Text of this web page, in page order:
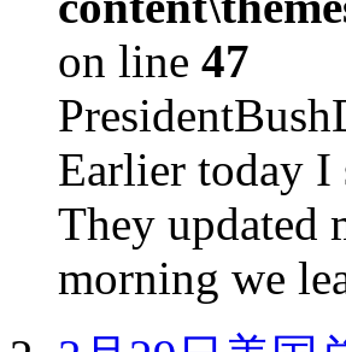
on line 47
Earlier today I
They updated
morning we